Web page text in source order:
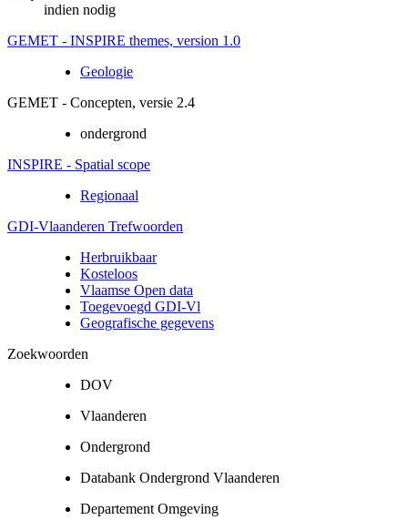
indien nodig
GEMET - INSPIRE themes, version 1.0
Geologie
GEMET - Concepten, versie 2.4
ondergrond
INSPIRE - Spatial scope
Regionaal
GDI-Vlaanderen Trefwoorden
Herbruikbaar
Kosteloos
Vlaamse Open data
Toegevoegd GDI-Vl
Geografische gegevens
Zoekwoorden
DOV
Vlaanderen
Ondergrond
Databank Ondergrond Vlaanderen
Departement Omgeving